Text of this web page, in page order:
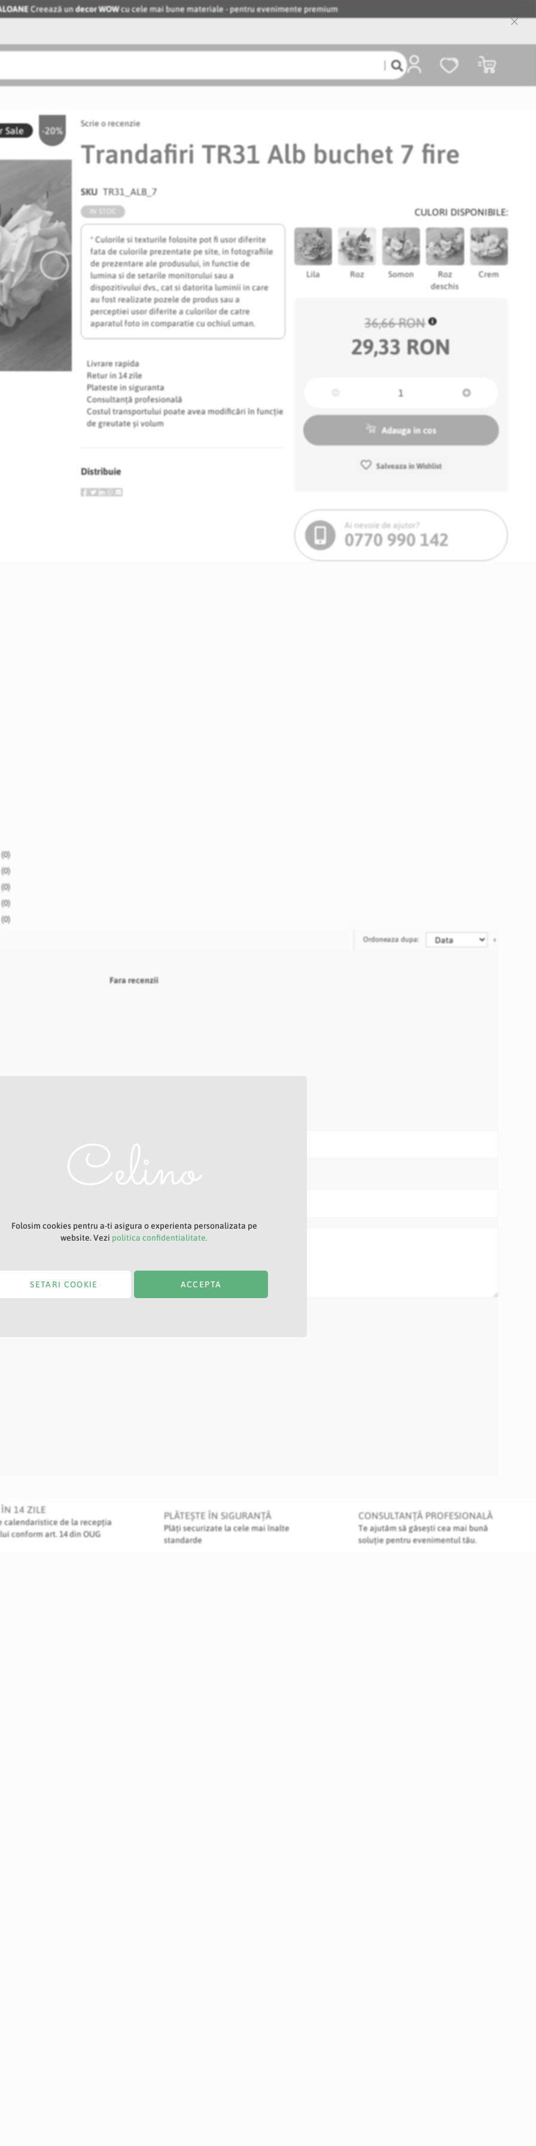
Creează undecor WOWcu cele mai bune materiale - pentru evenimente premium
Coșul meu
-20%
Sale
Scrie o recenzie
Trandafiri TR31 Alb buchet 7 fire
SKU TR31_ALB_7
* Culorile si texturile folosite pot fi usor diferite
fata de culorile prezentate pe site, in fotografiile
de prezentare ale produsului, in functie de
lumina si de setarile monitorului sau a
dispozitivului dvs., cat si datorita luminii in care
au fost realizate pozele de produs sau a
perceptiei usor diferite a culorilor de catre
aparatul foto in comparatie cu ochiul uman.
Livrare rapida
Retur in 14 zile
Plateste in siguranta
Consultanță profesională
Costul transportului poate avea modificări în funcție
de greutate și volum
Distribuie
CULORI DISPONIBILE:
Lila Roz Somon
Roz
deschis
Crem
36,66 RON
29,33 RON
Adauga in cos
Salveaza in Wishlist
Ai nevoie de ajutor?
0770 990 142
Ordoneaza dupa:
Fara recenzii
Titlu
ÎN 14 ZILE
calendaristice de la recepția
conform art. 14 din OUG
PLĂTEȘTE ÎN SIGURANȚĂ
Plăți securizate la cele mai înalte
standarde
CONSULTANȚĂ PROFESIONALĂ
Te ajutăm să găsești cea mai bună
soluție pentru evenimentul tău.
Folosim cookies pentru a-ti asigura o experienta personalizata pe
website. Vezi politica confidentialitate.
ACCEPTA
SETARI COOKIE